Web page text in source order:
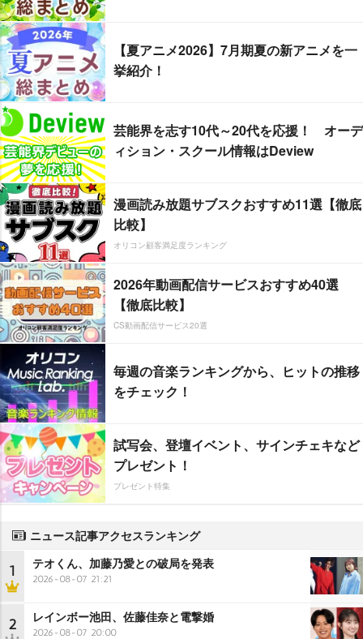
【夏アニメ2026】7月期夏の新アニメを一
挙紹介！
芸能界を志す10代～20代を応援！ オーデ
ィション・スクール情報はDeview
漫画読み放題サブスクおすすめ11選【徹底
比較】
オリコン顧客満足度ランキング
2026年動画配信サービスおすすめ40選
【徹底比較】
CS動画配信サービス20選
毎週の音楽ランキングから、ヒットの推移
をチェック！
試写会、登壇イベント、サインチェキなど
プレゼント！
プレゼント特集
ニュース記事アクセスランキング
1 テオくん、加藤乃愛との破局を発表
2026-08-07 21:21
2 レインボー池田、佐藤佳奈と電撃婚
2026-08-07 20:00